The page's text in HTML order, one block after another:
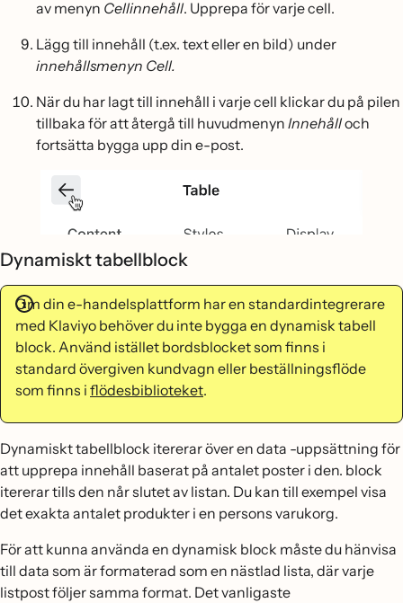
av menyn Cellinnehåll. Upprepa för varje cell.
Lägg till innehåll (t.ex. text eller en bild) under
innehållsmenyn Cell.
När du har lagt till innehåll i varje cell klickar du på pilen
tillbaka för att återgå till huvudmenyn Innehålloch
fortsätta bygga upp din e-post.
Dynamiskt tabellblock
Om din e-handelsplattform har en standardintegrerare
med Klaviyo behöver du inte bygga en dynamisk tabell
block. Använd istället bordsblocket som finns i
standard övergiven kundvagn eller beställningsflöde
som finns i flödesbiblioteket.
Dynamiskt tabellblock itererar över en data -uppsättning för
att upprepa innehåll baserat på antalet poster i den. block
itererar tills den når slutet av listan. Du kan till exempel visa
det exakta antalet produkter i en persons varukorg.
För att kunna använda en dynamisk block måste du hänvisa
till data som är formaterad som en nästlad lista, där varje
listpost följer samma format. Det vanligaste